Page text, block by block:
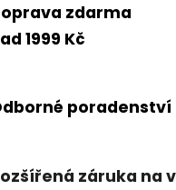
zdarma
1999 Kč
poradenství
záruka na